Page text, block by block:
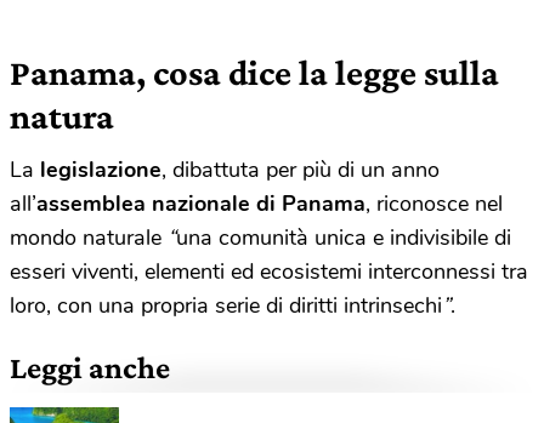
Panama, cosa dice la legge sulla
natura
La legislazione, dibattuta per più di un anno
all’assemblea nazionale di Panama, riconosce nel
mondo naturale “una comunità unica e indivisibile di
esseri viventi, elementi ed ecosistemi interconnessi tra
loro, con una propria serie di diritti intrinsechi”.
Leggi anche